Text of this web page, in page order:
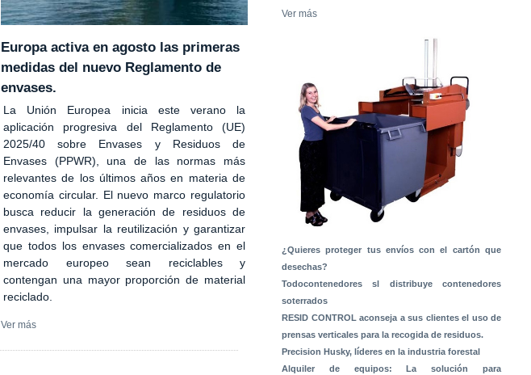
Europa activa en agosto las primeras
medidas del nuevo Reglamento de
envases.
La Unión Europea inicia este verano la
aplicación progresiva del Reglamento (UE)
2025/40 sobre Envases y Residuos de
Envases (PPWR), una de las normas más
relevantes de los últimos años en materia de
economía circular. El nuevo marco regulatorio
busca reducir la generación de residuos de
envases, impulsar la reutilización y garantizar
que todos los envases comercializados en el
mercado europeo sean reciclables y
contengan una mayor proporción de material
reciclado.
Ver más
Ver más
¿Quieres proteger tus envíos con el cartón que
desechas?
Todocontenedores sl distribuye contenedores
soterrados
RESID CONTROL aconseja a sus clientes el uso de
prensas verticales para la recogida de residuos.
Precision Husky, líderes en la industria forestal
Alquiler de equipos: La solución para